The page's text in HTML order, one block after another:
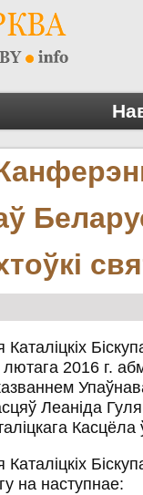
лютага 2016 г.
Леаніда
на наступнае: